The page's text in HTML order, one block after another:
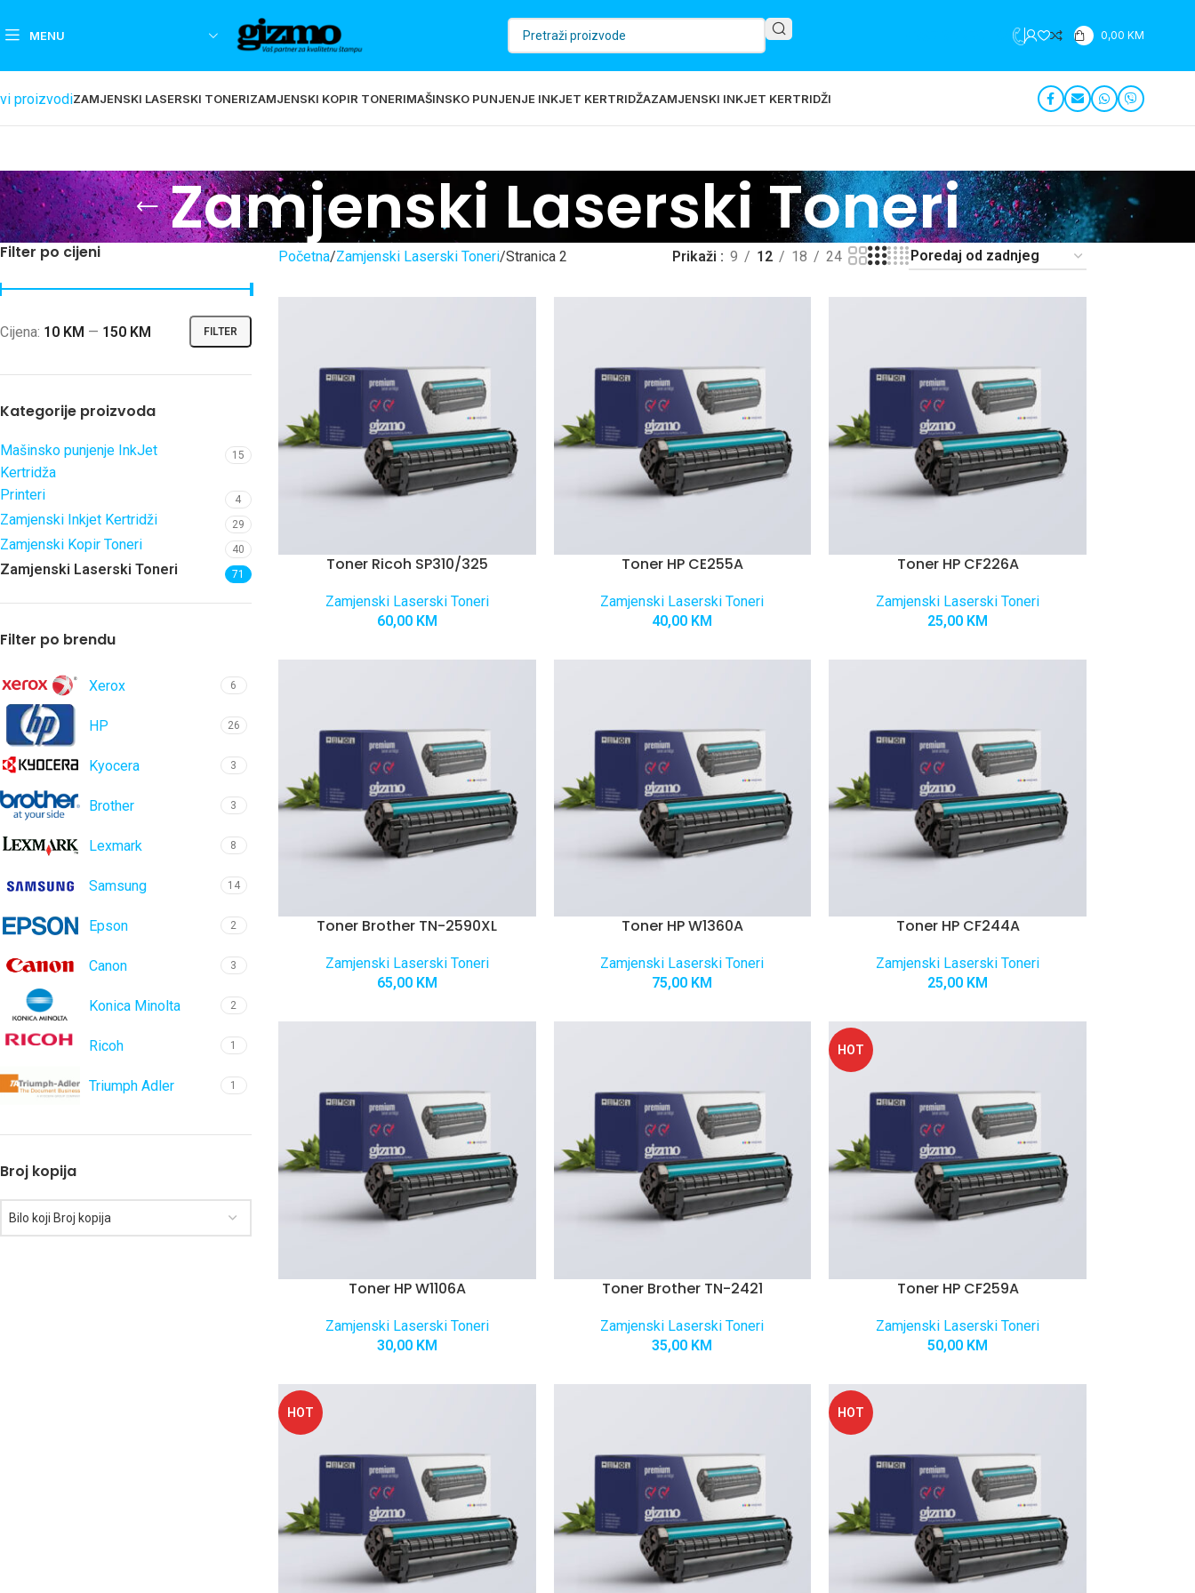
MENU 0,00 KM
proizvodiZAMJENSKI LASERSKI TONERIZAMJENSKI KOPIR TONERIMAŠINSKO PUNJENJE INKJET KERTRIDŽAZAMJENSKI INKJET KERTRIDŽI
Zamjenski Laserski Toneri
Filter po cijeni
FILTER
Cijena: 10 KM — 150 KM
Kategorije proizvoda
Mašinsko punjenje InkJet
Kertridža
15
Printeri 4
Zamjenski Inkjet Kertridži 29
Zamjenski Kopir Toneri 40
Zamjenski Laserski Toneri 71
Filter po brendu
Xerox 6
HP 26
Kyocera 3
Brother 3
Lexmark 8
Samsung 14
Epson 2
Canon 3
Konica Minolta 2
Ricoh 1
Triumph Adler 1
Broj kopija
Bilo koji Broj kopija
Početna Zamjenski Laserski Toneri Stranica 2 Prikaži 9 12 18 24
Toner Ricoh SP310/325
Zamjenski Laserski Toneri
60,00 KM
Toner HP CE255A
Zamjenski Laserski Toneri
40,00 KM
Toner HP CF226A
Zamjenski Laserski Toneri
25,00 KM
Toner Brother TN-2590XL
Zamjenski Laserski Toneri
65,00 KM
Toner HP W1360A
Zamjenski Laserski Toneri
75,00 KM
Toner HP CF244A
Zamjenski Laserski Toneri
25,00 KM
Toner HP W1106A
Zamjenski Laserski Toneri
30,00 KM
Toner Brother TN-2421
Zamjenski Laserski Toneri
35,00 KM
HOT
Toner HP CF259A
Zamjenski Laserski Toneri
50,00 KM
HOT HOT